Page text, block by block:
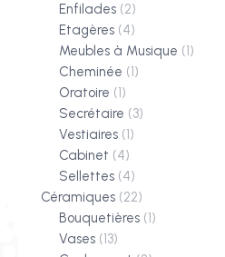
Enfilades (2)
Etagères (4)
Meubles à Musique (1)
Cheminée (1)
Oratoire (1)
Secrétaire (3)
Vestiaires (1)
Cabinet (4)
Sellettes (4)
Céramiques (22)
Bouquetières (1)
Vases (13)